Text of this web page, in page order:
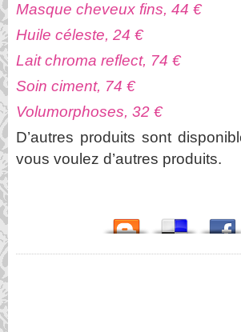
Masque cheveux fins, 44 €
Huile céleste, 24 €
Lait chroma reflect, 74 €
Soin ciment, 74 €
Volumorphoses, 32 €
D’autres produits sont
vous voulez d’autres produits.